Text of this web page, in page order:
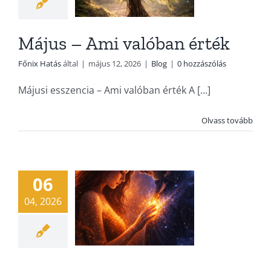
Május – Ami valóban érték
Főnix Hatásáltal | május 12, 2026 | Blog | 0 hozzászólás
Májusi esszencia – Ami valóban érték A [...]
Olvass tovább
06
04, 2026
Kapcsolatokról
elengeded
várakozást
is
Blog